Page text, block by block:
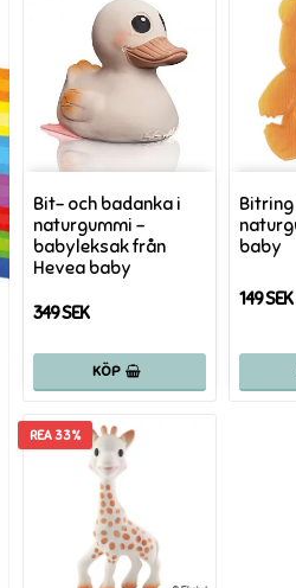
Bit- och badanka i
naturgummi -
babyleksak från
Hevea baby
349 SEK
KÖP
baby
149 SEK
REA 33%